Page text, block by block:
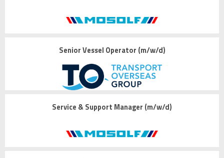
Senior Vessel Operator (m/w/d)
Service & Support Manager (m/w/d)